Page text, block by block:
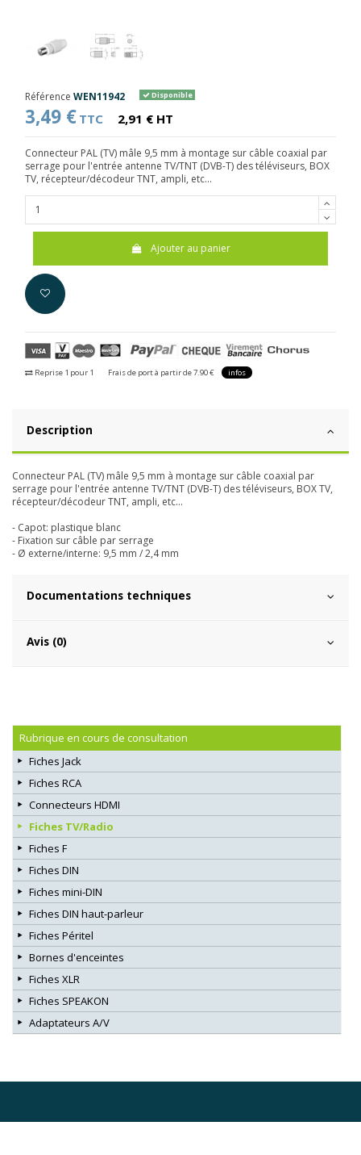
Référence WEN11942 Disponible
3,49 € TTC 2,91 € HT
Connecteur PAL (TV) mâle 9,5 mm à montage sur câble coaxial par
serrage pour l'entrée antenne TV/TNT (DVB-T) des téléviseurs, BOX
TV, récepteur/décodeur TNT, ampli, etc...
Ajouter au panier
Reprise 1 pour 1 Frais de port à partir de 7.90 € infos
Description
Connecteur PAL (TV) mâle 9,5 mm à montage sur câble coaxial par
serrage pour l'entrée antenne TV/TNT (DVB-T) des téléviseurs, BOX TV,
récepteur/décodeur TNT, ampli, etc...
- Capot: plastique blanc
- Fixation sur câble par serrage
- Ø externe/interne: 9,5 mm / 2,4 mm
Documentations techniques
Avis (0)
Rubrique en cours de consultation
Fiches Jack
Fiches RCA
Connecteurs HDMI
Fiches TV/Radio
Fiches F
Fiches DIN
Fiches mini-DIN
Fiches DIN haut-parleur
Fiches Péritel
Bornes d'enceintes
Fiches XLR
Fiches SPEAKON
Adaptateurs A/V